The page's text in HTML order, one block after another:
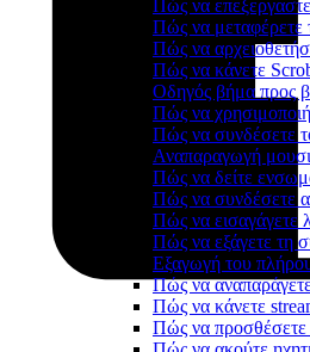
Πώς να
Πώς να μεταφέρετε
Πώς να
Πώς να κάνετε
Οδηγός βήμα προς
Πώς να
Πώς να συνδέσετε
Αναπαραγωγή
Πώς να δείτε
Πώς να συνδέσετε
Πώς να εισαγάγετε
Πώς να εξάγετε τη
Εξαγωγή του
Πώς να
Πώς να κάνετε
Πώς να προσθέσετε